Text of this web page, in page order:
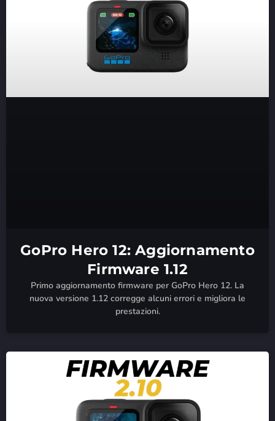
GoPro Hero 12: Aggiornamento
Firmware 1.12
Primo aggiornamento firmware per GoPro Hero 12. La
nuova versione 1.12 corregge alcuni errori e migliora le
prestazioni.